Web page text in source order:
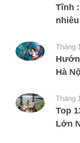
Tĩnh
Tháng
Hà
Tháng
Top
Lớn